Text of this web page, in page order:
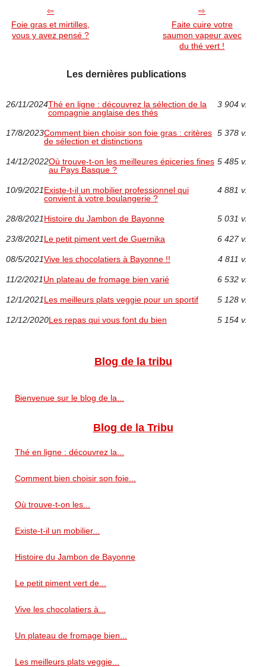
Foie gras et mirtilles,
vous y avez pensé ?
Faite cuire votre
saumon vapeur avec
du thé vert !
Les dernières publications
26/11/2024Thé en ligne : découvrez la sélection de la
compagnie anglaise des thés
3 904 v.
17/8/2023Comment bien choisir son foie gras : critères
de sélection et distinctions
5 378 v.
14/12/2022Où trouve-t-on les meilleures épiceries fines
au Pays Basque ?
5 485 v.
10/9/2021Existe-t-il un mobilier professionnel qui
convient à votre boulangerie ?
4 881 v.
28/8/2021Histoire du Jambon de Bayonne 5 031 v.
23/8/2021Le petit piment vert de Guernika 6 427 v.
08/5/2021Vive les chocolatiers à Bayonne !! 4 811 v.
11/2/2021Un plateau de fromage bien varié 6 532 v.
12/1/2021Les meilleurs plats veggie pour un sportif 5 128 v.
12/12/2020Les repas qui vous font du bien 5 154 v.
Blog de la tribu
Bienvenue sur le blog de la...
Blog de la Tribu
Thé en ligne : découvrez la...
Comment bien choisir son foie...
Où trouve-t-on les...
Existe-t-il un mobilier...
Histoire du Jambon de Bayonne
Le petit piment vert de...
Vive les chocolatiers à...
Un plateau de fromage bien...
Les meilleurs plats veggie...